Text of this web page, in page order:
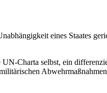
eines Staates
Charta selbst, ein